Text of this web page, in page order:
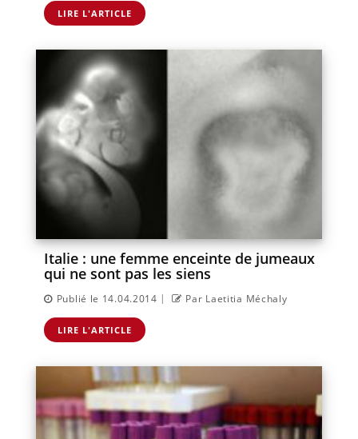
LIRE L'ARTICLE
Italie : une femme enceinte de jumeaux
qui ne sont pas les siens
Publié le 14.04.2014 | Par Laetitia Méchaly
LIRE L'ARTICLE